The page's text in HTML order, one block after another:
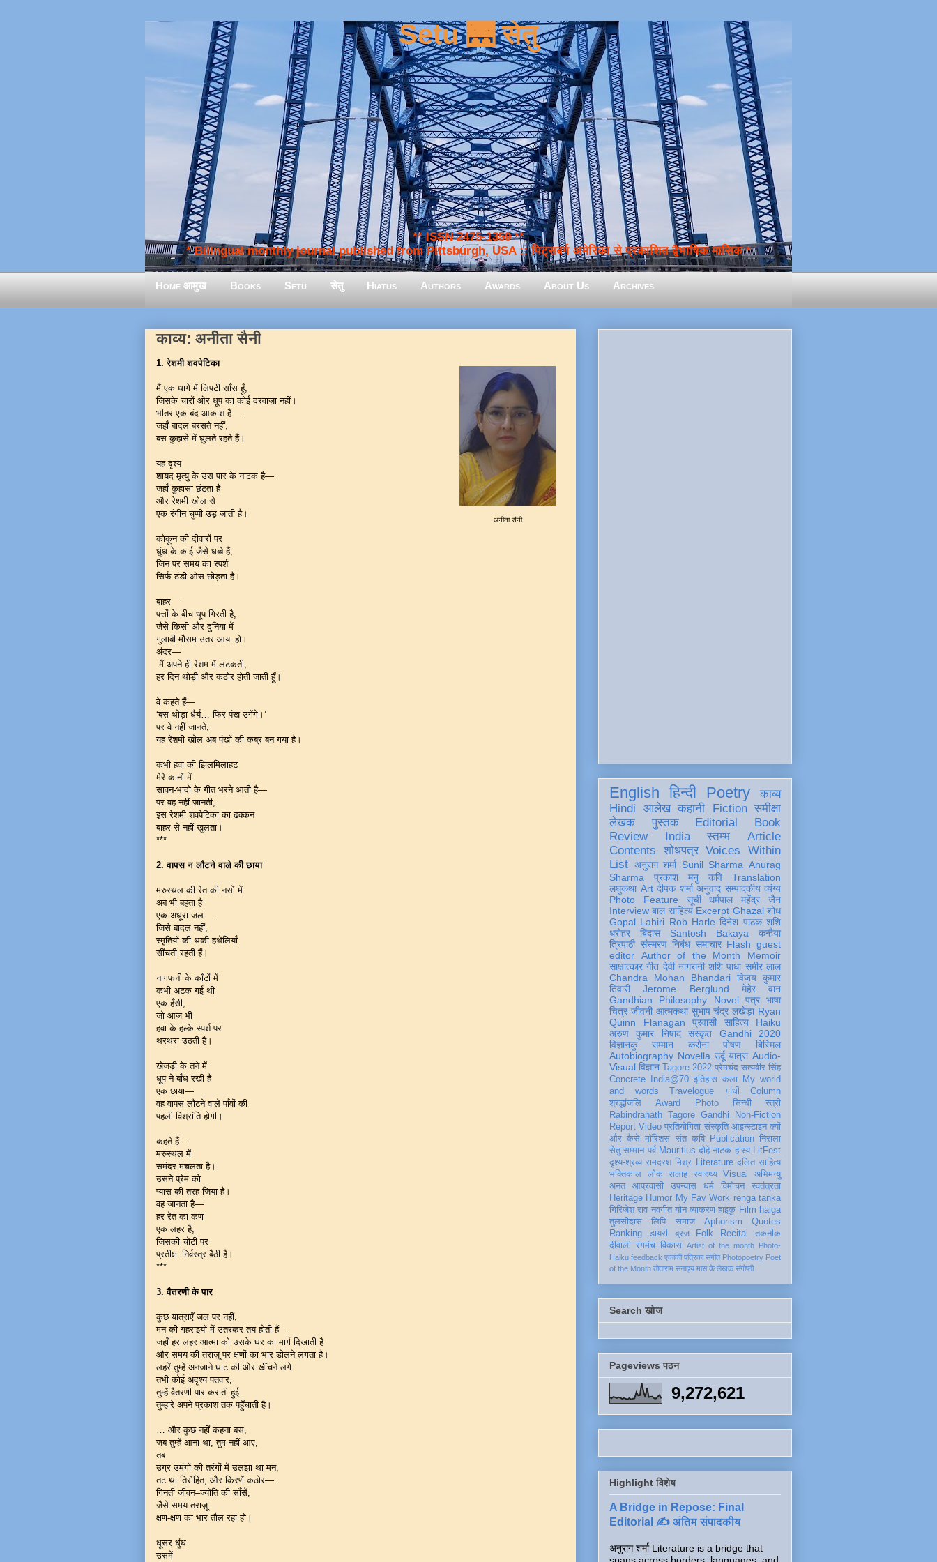
Setu 🌉 सेतु
** ISSN 2475-1359 **
* Bilingual monthly journal published from Pittsburgh, USA :: पिट्सबर्ग अमेरिका से प्रकाशित द्वैभाषिक मासिक *
Home आमुख Books Setu सेतु Hiatus Authors Awards About Us Archives
काव्य: अनीता सैनी
अनीता सैनी
1. रेशमी शवपेटिका
मैं एक धागे में लिपटी साँस हूँ,
जिसके चारों ओर धूप का कोई दरवाज़ा नहीं।
भीतर एक बंद आकाश है—
जहाँ बादल बरसते नहीं,
बस कुहासे में घुलते रहते हैं।
यह दृश्य
शायद मृत्यु के उस पार के नाटक है—
जहाँ कुहासा छंटता है
और रेशमी खोल से
एक रंगीन चुप्पी उड़ जाती है।
कोकून की दीवारों पर
धुंध के काई-जैसे धब्बे हैं,
जिन पर समय का स्पर्श
सिर्फ ठंडी ओस छोड़ता है।
बाहर—
पत्तों के बीच धूप गिरती है,
जैसे किसी और दुनिया में
गुलाबी मौसम उतर आया हो।
अंदर—
मैं अपने ही रेशम में लटकती,
हर दिन थोड़ी और कठोर होती जाती हूँ।
वे कहते हैं—
‘बस थोड़ा धैर्य… फिर पंख उगेंगे।’
पर वे नहीं जानते,
यह रेशमी खोल अब पंखों की कब्र बन गया है।
कभी हवा की झिलमिलाहट
मेरे कानों में
सावन-भादो के गीत भरने आती है—
पर वह नहीं जानती,
इस रेशमी शवपेटिका का ढक्कन
बाहर से नहीं खुलता।
***
2. वापस न लौटने वाले की छाया
मरुस्थल की रेत की नसों में
अब भी बहता है
एक अधूरा जल—
जिसे बादल नहीं,
स्मृतियों की थकी हथेलियाँ
सींचती रहती हैं।
नागफनी के काँटों में
कभी अटक गई थी
एक हँसी,
जो आज भी
हवा के हल्के स्पर्श पर
थरथरा उठती है।
खेजड़ी के तने में
धूप ने बाँध रखी है
एक छाया—
वह वापस लौटने वाले पाँवों की
पहली विश्रांति होगी।
कहते हैं—
मरुस्थल में
समंदर मचलता है।
उसने प्रेम को
प्यास की तरह जिया है।
वह जानता है—
हर रेत का कण
एक लहर है,
जिसकी चोटी पर
प्रतीक्षा निर्वस्त्र बैठी है।
***
3. वैतरणी के पार
कुछ यात्राएँ जल पर नहीं,
मन की गहराइयों में उतरकर तय होती हैं—
जहाँ हर लहर आत्मा को उसके घर का मार्ग दिखाती है
और समय की तराज़ू पर क्षणों का भार डोलने लगता है।
लहरें तुम्हें अनजाने घाट की ओर खींचने लगे
तभी कोई अदृश्य पतवार,
तुम्हें वैतरणी पार कराती हुई
तुम्हारे अपने प्रकाश तक पहुँचाती है।
… और कुछ नहीं कहना बस,
जब तुम्हें आना था, तुम नहीं आए,
तब
उग्र उमंगों की तरंगों में उलझा था मन,
तट था तिरोहित, और किरणें कठोर—
गिनती जीवन–ज्योति की साँसें,
जैसे समय-तराज़ू
क्षण-क्षण का भार तौल रहा हो।
धूसर धुंध
उसमें
English हिन्दी Poetry
काव्य
Hindi
आलेख कहानी Fiction समीक्षा
लेखक
पुस्तक Editorial
Book
Review
India स्तम्भ
Article
Contents
शोधपत्र Voices Within
List अनुराग शर्मा Sunil Sharma Anurag
Sharma
प्रकाश मनु कवि
Translation
लघुकथा Art दीपक शर्मा अनुवाद सम्पादकीय व्यंग्य
Photo Feature
सूची
धर्मपाल महेंद्र जैन
Interview बाल साहित्य Excerpt Ghazal शोध
Gopal Lahiri Rob Harle दिनेश पाठक शशि
धरोहर
बिंदास Santosh Bakaya
कन्हैया
त्रिपाठी संस्मरण निबंध समाचार Flash guest
editor
Author of the Month
Memoir
साक्षात्कार गीत देवी नागरानी शशि पाधा समीर लाल
Chandra Mohan Bhandari विजय कुमार
तिवारी
Jerome Berglund
मेहेर वान
Gandhian Philosophy
Novel पत्र भाषा
चित्र जीवनी आत्मकथा सुभाष चंद्र लखेड़ा Ryan
Quinn Flanagan
प्रवासी साहित्य
Haiku
अरुण कुमार निषाद
संस्कृत
Gandhi 2020
विज्ञानकु
सम्मान करोना पोषण
बिस्मिल
Autobiography Novella उर्दू यात्रा Audio-
Visual विज्ञान Tagore 2022 प्रेमचंद सत्यवीर सिंह
Concrete
India@70 इतिहास कला
My world
and words
Travelogue गांधी
Column
श्रद्धांजलि
Award Photo सिन्धी
स्त्री
Rabindranath Tagore Gandhi
Non-Fiction
Report Video प्रतियोगिता संस्कृति आइन्स्टाइन क्यों
और कैसे मॉरिशस संत कवि Publication निराला
सेतु सम्मान पर्व Mauritius दोहे नाटक हास्य LitFest
दृश्य-श्रव्य रामदरश मिश्र Literature दलित साहित्य
भक्तिकाल
लोक सलाह स्वास्थ्य Visual
अभिमन्यु
अनत
आप्रवासी उपन्यास धर्म विमोचन
स्वतंत्रता
Heritage Humor My Fav Work renga tanka
गिरिजेश राव नवगीत यौन व्याकरण हाइकु Film haiga
तुलसीदास
लिपि समाज Aphorism
Quotes
Ranking
डायरी ब्रज Folk Recital
तकनीक
दीवाली रंगमंच विकास Artist of the month Photo-
Haiku feedback एकांकी पत्रिका संगीत Photopoetry Poet
of the Month तोताराम सनाढ्य मास के लेखक संगोष्ठी
Search खोज
Pageviews पठन
9,272,621
Highlight विशेष
A Bridge in Repose: Final
Editorial ✍️ अंतिम संपादकीय
अनुराग शर्मा Literature is a bridge that